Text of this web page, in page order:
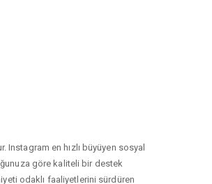
en hızlı büyüyen sosyal
göre kaliteli bir destek
odaklı faaliyetlerini sürdüren